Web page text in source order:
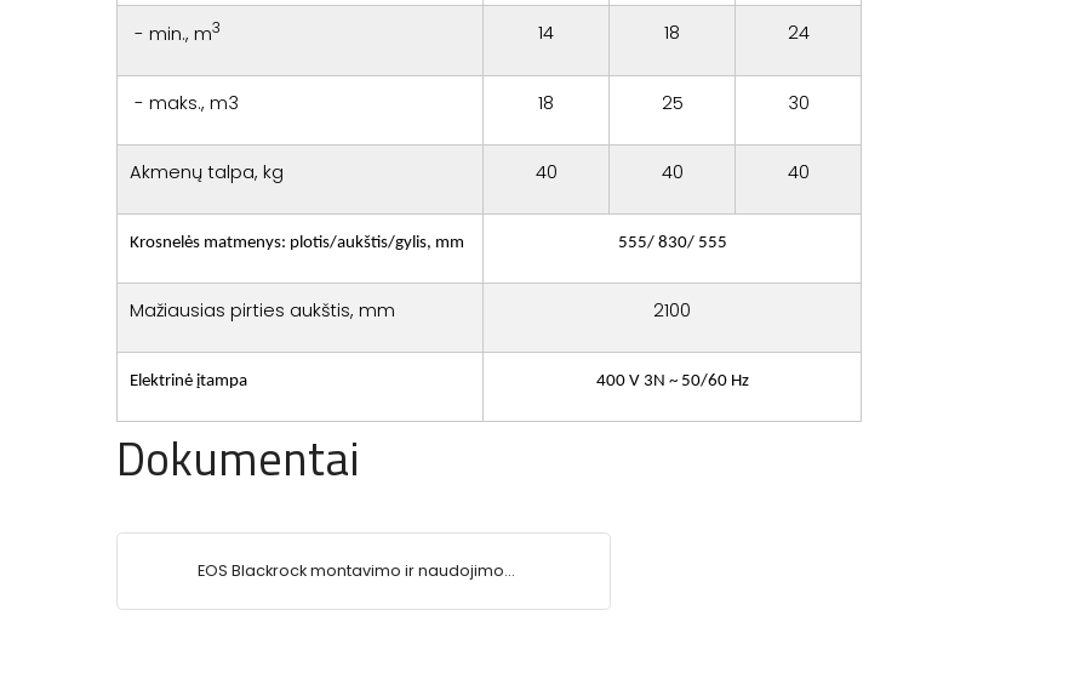
- min., m3 14 18 24
- maks., m3 18 25 30
Akmenų talpa, kg 40 40 40
Krosnelės matmenys: plotis/aukštis/gylis, mm 555/ 830/ 555
Mažiausias pirties aukštis, mm 2100
Elektrinė įtampa 400 V 3N ~ 50/60 Hz
Dokumentai
EOS Blackrock montavimo ir naudojimo